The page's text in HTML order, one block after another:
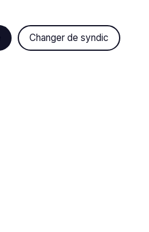
Changer de syndic